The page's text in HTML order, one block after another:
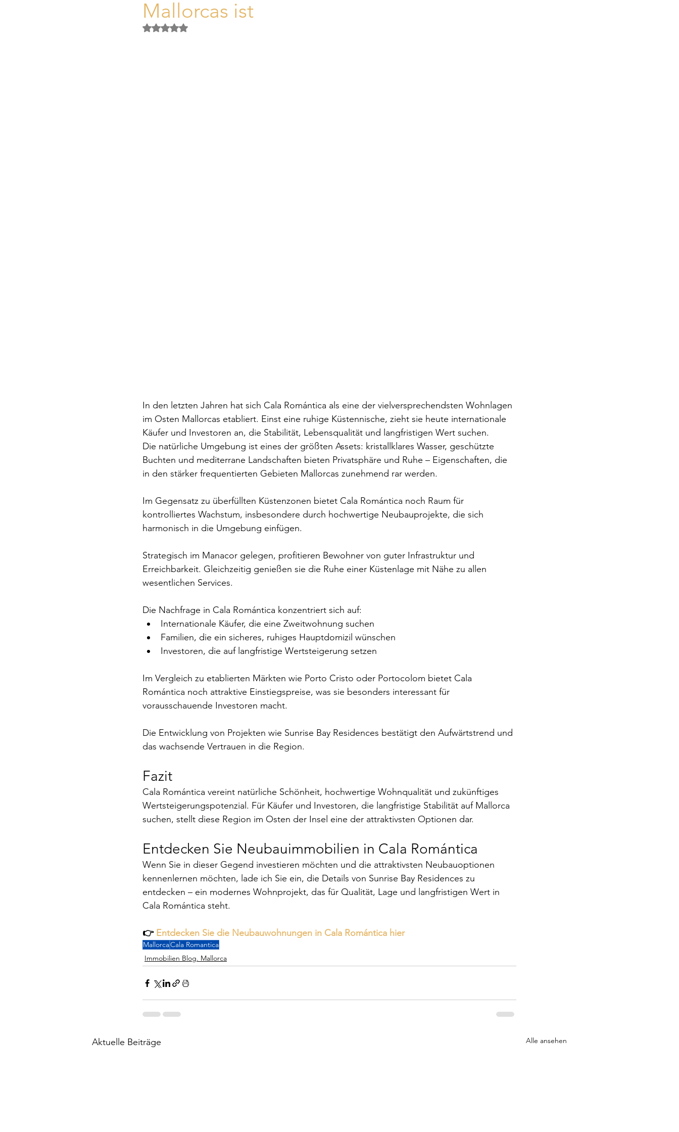
Einzigartige Immobilien Mallorca
Mallorcas ist
Mit NaN von 5 Sternen bewertet.
In den letzten Jahren hat sich Cala Romántica als eine der vielversprechendsten Wohnlagen
im Osten Mallorcas etabliert. Einst eine ruhige Küstennische, zieht sie heute internationale
Käufer und Investoren an, die Stabilität, Lebensqualität und langfristigen Wert suchen.
Die natürliche Umgebung ist eines der größten Assets: kristallklares Wasser, geschützte
Buchten und mediterrane Landschaften bieten Privatsphäre und Ruhe – Eigenschaften, die
in den stärker frequentierten Gebieten Mallorcas zunehmend rar werden.
Im Gegensatz zu überfüllten Küstenzonen bietet Cala Romántica noch Raum für
kontrolliertes Wachstum, insbesondere durch hochwertige Neubauprojekte, die sich
harmonisch in die Umgebung einfügen.
Strategisch im Manacor gelegen, profitieren Bewohner von guter Infrastruktur und
Erreichbarkeit. Gleichzeitig genießen sie die Ruhe einer Küstenlage mit Nähe zu allen
wesentlichen Services.
Die Nachfrage in Cala Romántica konzentriert sich auf:
Internationale Käufer, die eine Zweitwohnung suchen
Familien, die ein sicheres, ruhiges Hauptdomizil wünschen
Investoren, die auf langfristige Wertsteigerung setzen
Im Vergleich zu etablierten Märkten wie Porto Cristo oder Portocolom bietet Cala
Romántica noch attraktive Einstiegspreise, was sie besonders interessant für
vorausschauende Investoren macht.
Die Entwicklung von Projekten wie Sunrise Bay Residences bestätigt den Aufwärtstrend und
das wachsende Vertrauen in die Region.
Fazit
Cala Romántica vereint natürliche Schönheit, hochwertige Wohnqualität und zukünftiges
Wertsteigerungspotenzial. Für Käufer und Investoren, die langfristige Stabilität auf Mallorca
suchen, stellt diese Region im Osten der Insel eine der attraktivsten Optionen dar.
Entdecken Sie Neubauimmobilien in Cala Romántica
Wenn Sie in dieser Gegend investieren möchten und die attraktivsten Neubauoptionen
kennenlernen möchten, lade ich Sie ein, die Details von Sunrise Bay Residences zu
entdecken – ein modernes Wohnprojekt, das für Qualität, Lage und langfristigen Wert in
Cala Romántica steht.
👉 Entdecken Sie die Neubauwohnungen in Cala Romántica hier
MallorcaCala Romantica
Immobilien Blog. Mallorca
Aktuelle Beiträge Alle ansehen